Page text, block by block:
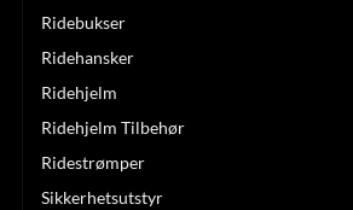
Ridebukser
Ridehansker
Ridehjelm
Ridehjelm Tilbehør
Ridestrømper
Sikkerhetsutstyr